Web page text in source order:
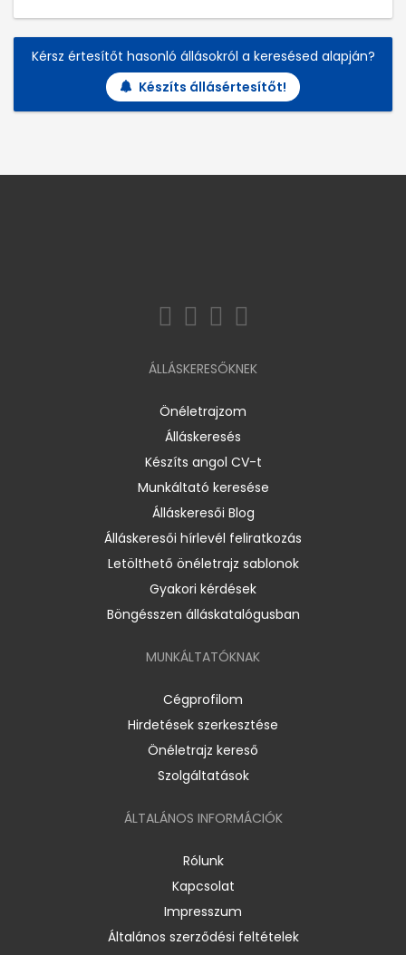
Kérsz értesítőt hasonló állásokról a keresésed alapján?
Készíts állásértesítőt!
ÁLLÁSKERESŐKNEK
Önéletrajzom
Álláskeresés
Készíts angol CV-t
Munkáltató keresése
Álláskeresői Blog
Álláskeresői hírlevél feliratkozás
Letölthető önéletrajz sablonok
Gyakori kérdések
Böngésszen álláskatalógusban
MUNKÁLTATÓKNAK
Cégprofilom
Hirdetések szerkesztése
Önéletrajz kereső
Szolgáltatások
ÁLTALÁNOS INFORMÁCIÓK
Rólunk
Kapcsolat
Impresszum
Általános szerződési feltételek